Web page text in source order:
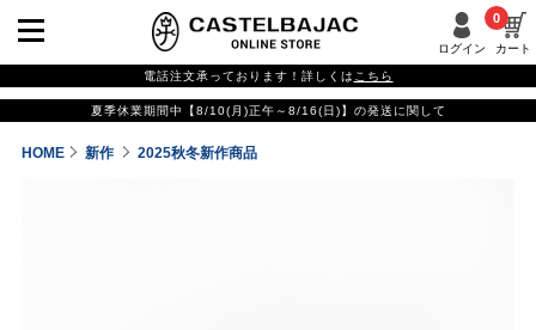
ログイン カート
0
電話注文承っております！詳しくは こちら
夏季休業期間中【8/10(月)正午～8/16(日)】の発送に関して
HOME 新作 2025秋冬新作商品